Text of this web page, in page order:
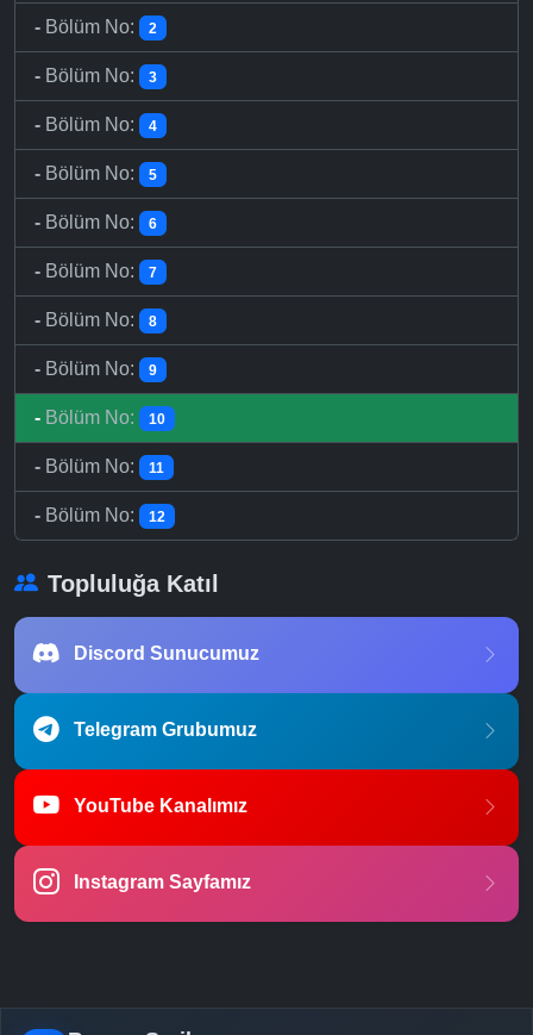
- Bölüm No: 2
- Bölüm No: 3
- Bölüm No: 4
- Bölüm No: 5
- Bölüm No: 6
- Bölüm No: 7
- Bölüm No: 8
- Bölüm No: 9
- Bölüm No: 10
- Bölüm No: 11
- Bölüm No: 12
Topluluğa Katıl
Discord Sunucumuz
Telegram Grubumuz
YouTube Kanalımız
Instagram Sayfamız